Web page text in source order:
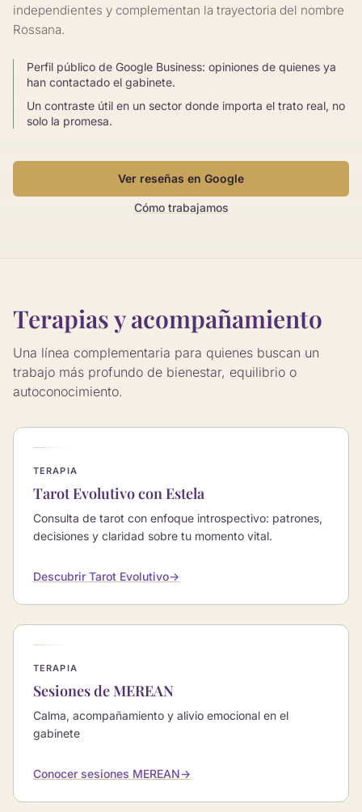
independientes y complementan la trayectoria del nombre
Rossana.
Perfil público de Google Business: opiniones de quienes ya
han contactado el gabinete.
Un contraste útil en un sector donde importa el trato real, no
solo la promesa.
Ver reseñas en Google
Cómo trabajamos
Terapias y acompañamiento
Una línea complementaria para quienes buscan un
trabajo más profundo de bienestar, equilibrio o
autoconocimiento.
TERAPIA
Tarot Evolutivo con Estela
Consulta de tarot con enfoque introspectivo: patrones,
decisiones y claridad sobre tu momento vital.
Descubrir Tarot Evolutivo→
TERAPIA
Sesiones de MEREAN
Calma, acompañamiento y alivio emocional en el
gabinete
Conocer sesiones MEREAN→